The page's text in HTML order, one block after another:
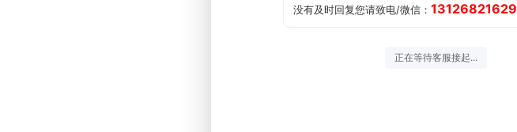
没有及时回复您请致电/微信： 13126821629
正在等待客服接起...